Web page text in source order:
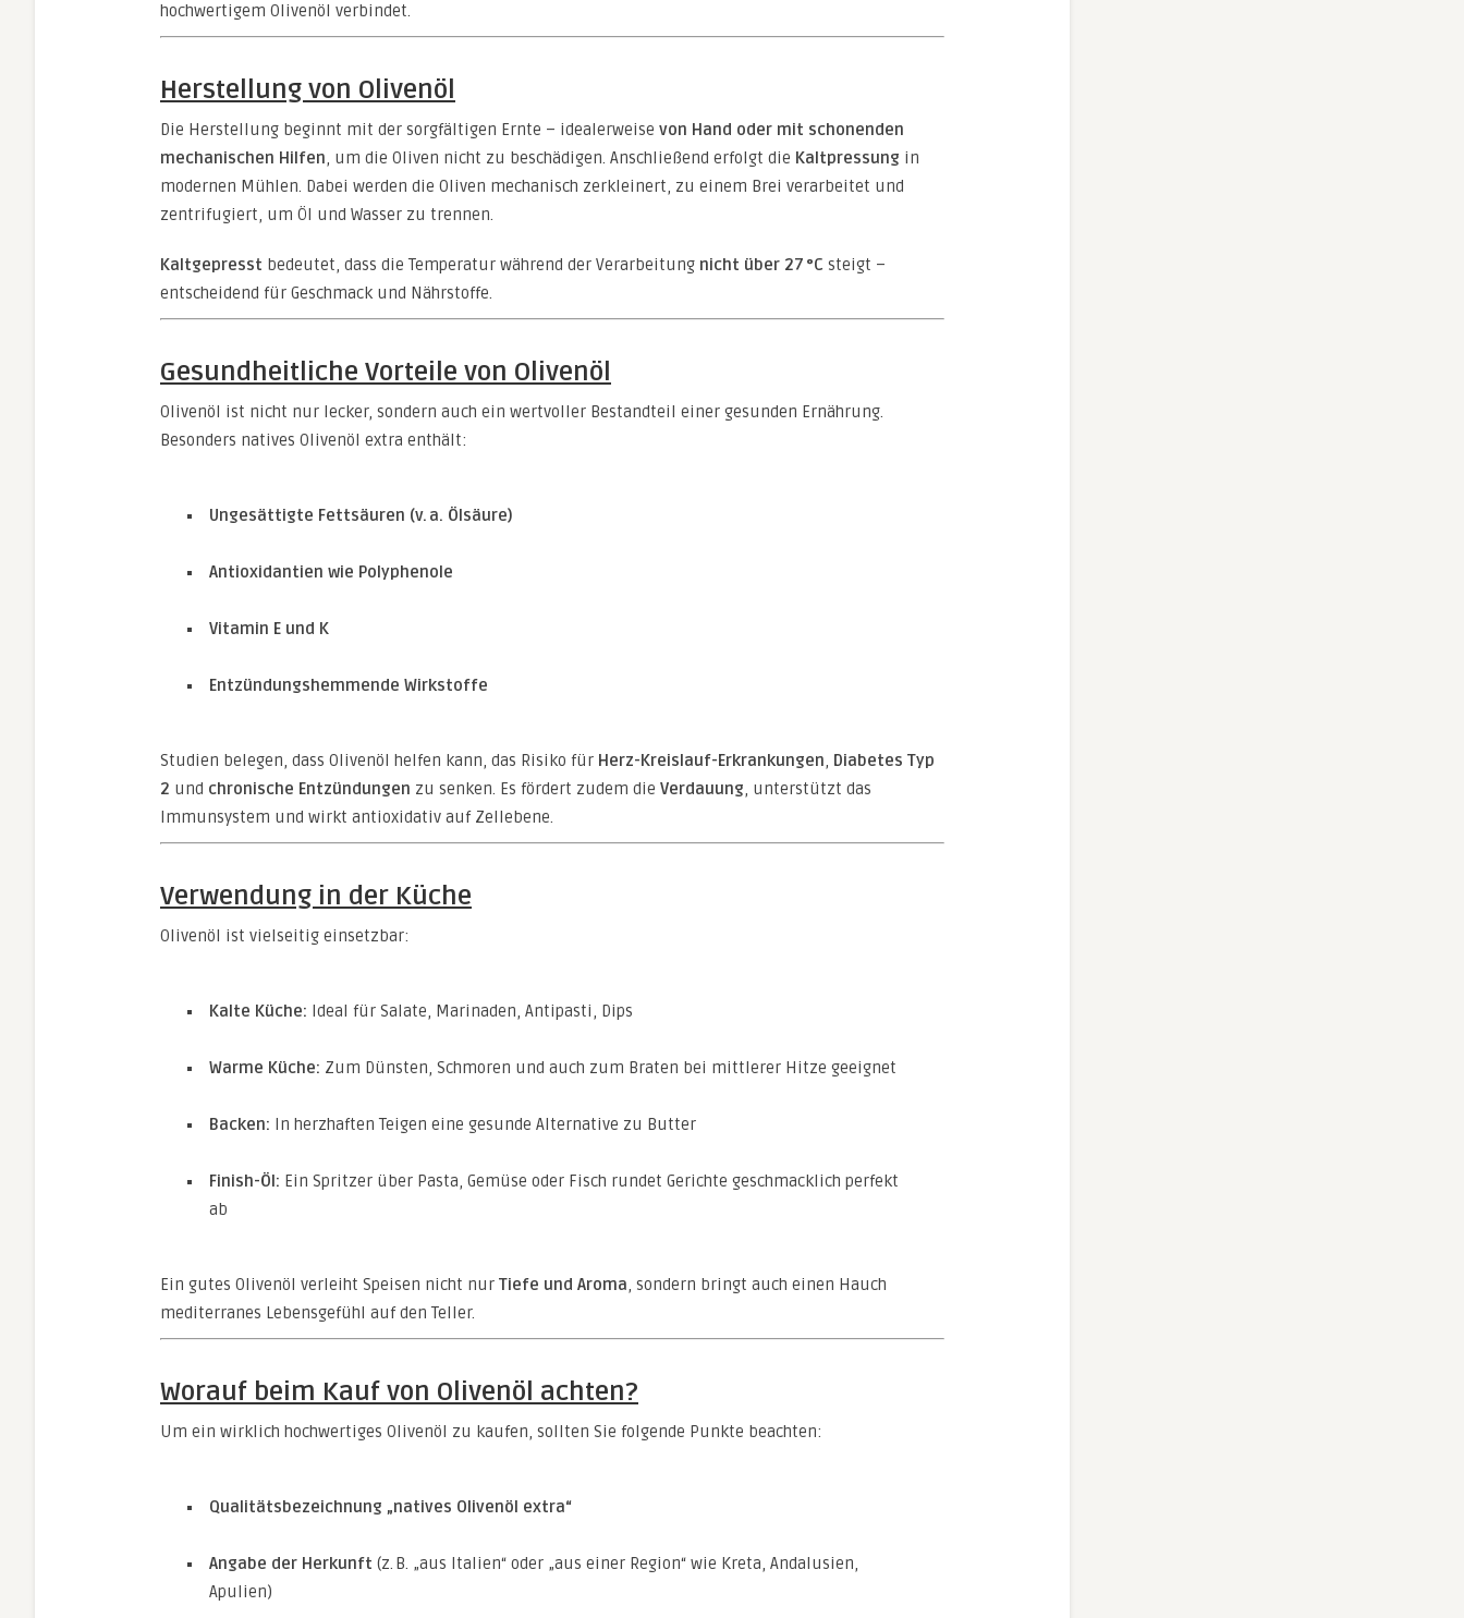
hochwertigem Olivenöl verbindet.
Herstellung von Olivenöl
Die Herstellung beginnt mit der sorgfältigen Ernte – idealerweise von Hand oder mit schonenden
mechanischen Hilfen, um die Oliven nicht zu beschädigen. Anschließend erfolgt die Kaltpressung in
modernen Mühlen. Dabei werden die Oliven mechanisch zerkleinert, zu einem Brei verarbeitet und
zentrifugiert, um Öl und Wasser zu trennen.
Kaltgepresst bedeutet, dass die Temperatur während der Verarbeitung nicht über 27 °C steigt –
entscheidend für Geschmack und Nährstoffe.
Gesundheitliche Vorteile von Olivenöl
Olivenöl ist nicht nur lecker, sondern auch ein wertvoller Bestandteil einer gesunden Ernährung.
Besonders natives Olivenöl extra enthält:
Ungesättigte Fettsäuren (v. a. Ölsäure)
Antioxidantien wie Polyphenole
Vitamin E und K
Entzündungshemmende Wirkstoffe
Studien belegen, dass Olivenöl helfen kann, das Risiko für Herz-Kreislauf-Erkrankungen, Diabetes Typ
2 und chronische Entzündungen zu senken. Es fördert zudem die Verdauung, unterstützt das
Immunsystem und wirkt antioxidativ auf Zellebene.
Verwendung in der Küche
Olivenöl ist vielseitig einsetzbar:
Kalte Küche: Ideal für Salate, Marinaden, Antipasti, Dips
Warme Küche: Zum Dünsten, Schmoren und auch zum Braten bei mittlerer Hitze geeignet
Backen: In herzhaften Teigen eine gesunde Alternative zu Butter
Finish-Öl: Ein Spritzer über Pasta, Gemüse oder Fisch rundet Gerichte geschmacklich perfekt
ab
Ein gutes Olivenöl verleiht Speisen nicht nur Tiefe und Aroma, sondern bringt auch einen Hauch
mediterranes Lebensgefühl auf den Teller.
Worauf beim Kauf von Olivenöl achten?
Um ein wirklich hochwertiges Olivenöl zu kaufen, sollten Sie folgende Punkte beachten:
Qualitätsbezeichnung „natives Olivenöl extra“
Angabe der Herkunft (z. B. „aus Italien“ oder „aus einer Region“ wie Kreta, Andalusien,
Apulien)